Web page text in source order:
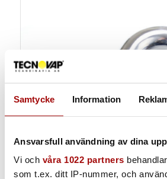
Samtycke Information
Ansvarsfull användning av dina
Vi och våra 1022 partners
som t.ex. ditt IP-nummer, och